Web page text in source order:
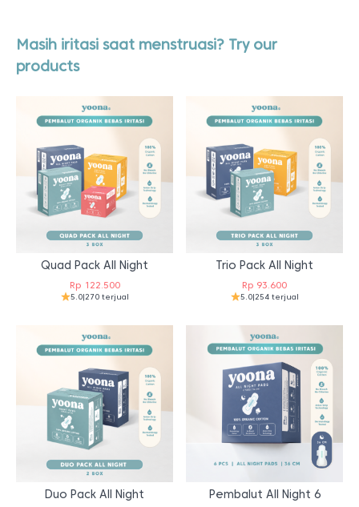
Masih iritasi saat menstruasi? Try our
products
Quad Pack All Night
Rp122.500
5.0|270 terjual
Trio Pack All Night
Rp 93.600
5.0|254 terjual
Duo Pack All Night Pembalut All Night 6